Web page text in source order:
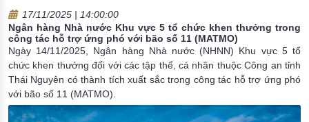
17/11/2025 | 14:00:00
Ngân hàng Nhà nước Khu vực 5 tổ chức khen thưởng trong
công tác hỗ trợ ứng phó với bão số 11 (MATMO)
Ngày 14/11/2025, Ngân hàng Nhà nước (NHNN) Khu vực 5 tổ
chức khen thưởng đối với các tập thể, cá nhân thuộc Công an tỉnh
Thái Nguyên có thành tích xuất sắc trong công tác hỗ trợ ứng phó
với bão số 11 (MATMO).